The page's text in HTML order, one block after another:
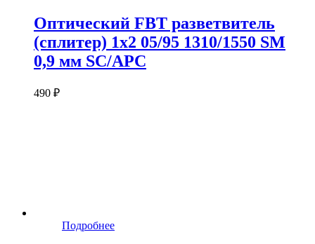
Оптический FBT разветвитель
(сплитер) 1x2 05/95 1310/1550 SM
0,9 мм SC/APC
490 ₽
Подробнее